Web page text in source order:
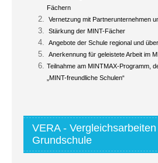
Fächern
Vernetzung mit Partnerunternehmen
Stärkung der MINT-Fächer
Angebote der Schule regional und
Anerkennung für geleistete Arbeit im
Teilnahme am MINTMAX-Programm,
„MINT-freundliche Schulen“
VERA -
Grundschule